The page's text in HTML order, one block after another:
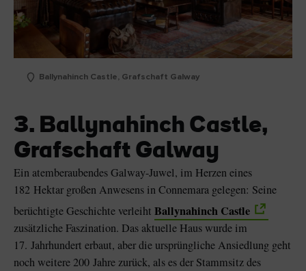
Ballynahinch Castle, Grafschaft Galway
3. Ballynahinch Castle,
Grafschaft Galway
Ein atemberaubendes Galway-Juwel, im Herzen eines
182 Hektar großen Anwesens in Connemara gelegen: Seine
berüchtigte Geschichte verleiht Ballynahinch Castle
zusätzliche Faszination. Das aktuelle Haus wurde im
17. Jahrhundert erbaut, aber die ursprüngliche Ansiedlung geht
noch weitere 200 Jahre zurück, als es der Stammsitz des